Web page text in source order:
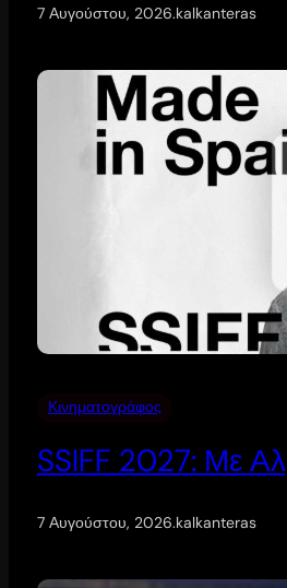
7 Αυγούστου, 2026.kalkanteras
Κινηματογράφος
SSIFF 2027: Με
7 Αυγούστου, 2026.kalkanteras